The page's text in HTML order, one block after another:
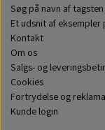
Søg på navn af tagsten
Et udsnit af
Kontakt
Om os
Salgs- og
Cookies
Fortrydelse og
Kunde login